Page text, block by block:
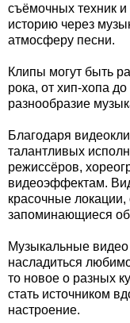
съёмочных техник
историю через
атмосферу песни.
Клипы могут быть
рока, от хип-хопа
разнообразие
Благодаря
талантливых
режиссёров,
видеоэффектам.
красочные
запоминающиеся
Музыкальные
насладиться
то новое о разных
стать источником
настроение.